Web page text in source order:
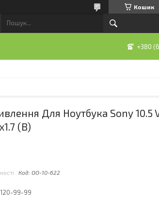
Кошик
+380
Для Ноутбука Sony 10.5
(B)
Код: ОО-10-622
99-99